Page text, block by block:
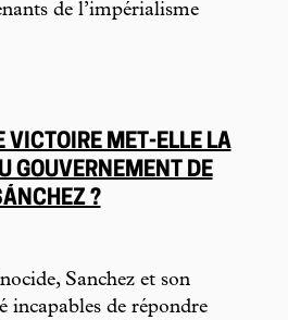
de l’impérialisme
VICTOIRE MET-ELLE LA
GOUVERNEMENT DE
?
Sanchez et son
incapables de répondre